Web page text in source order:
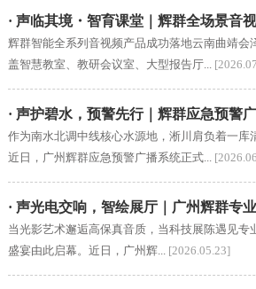
· 声临其境・智育课堂｜辉群全场景音
辉群智能全系列音视频产品成功落地云南曲靖会
盖智慧教室、教研会议室、大型报告厅...
· 声护碧水，预警先行｜辉群应急预警
作为南水北调中线核心水源地，淅川肩负着一库
近日，广州辉群应急预警广播系统正式...
· 声光电交响，智绘展厅｜广州辉群专
当光影艺术邂逅高保真音质，当科技展陈遇见专
盛宴由此启幕。近日，广州辉... [2026.05.23]